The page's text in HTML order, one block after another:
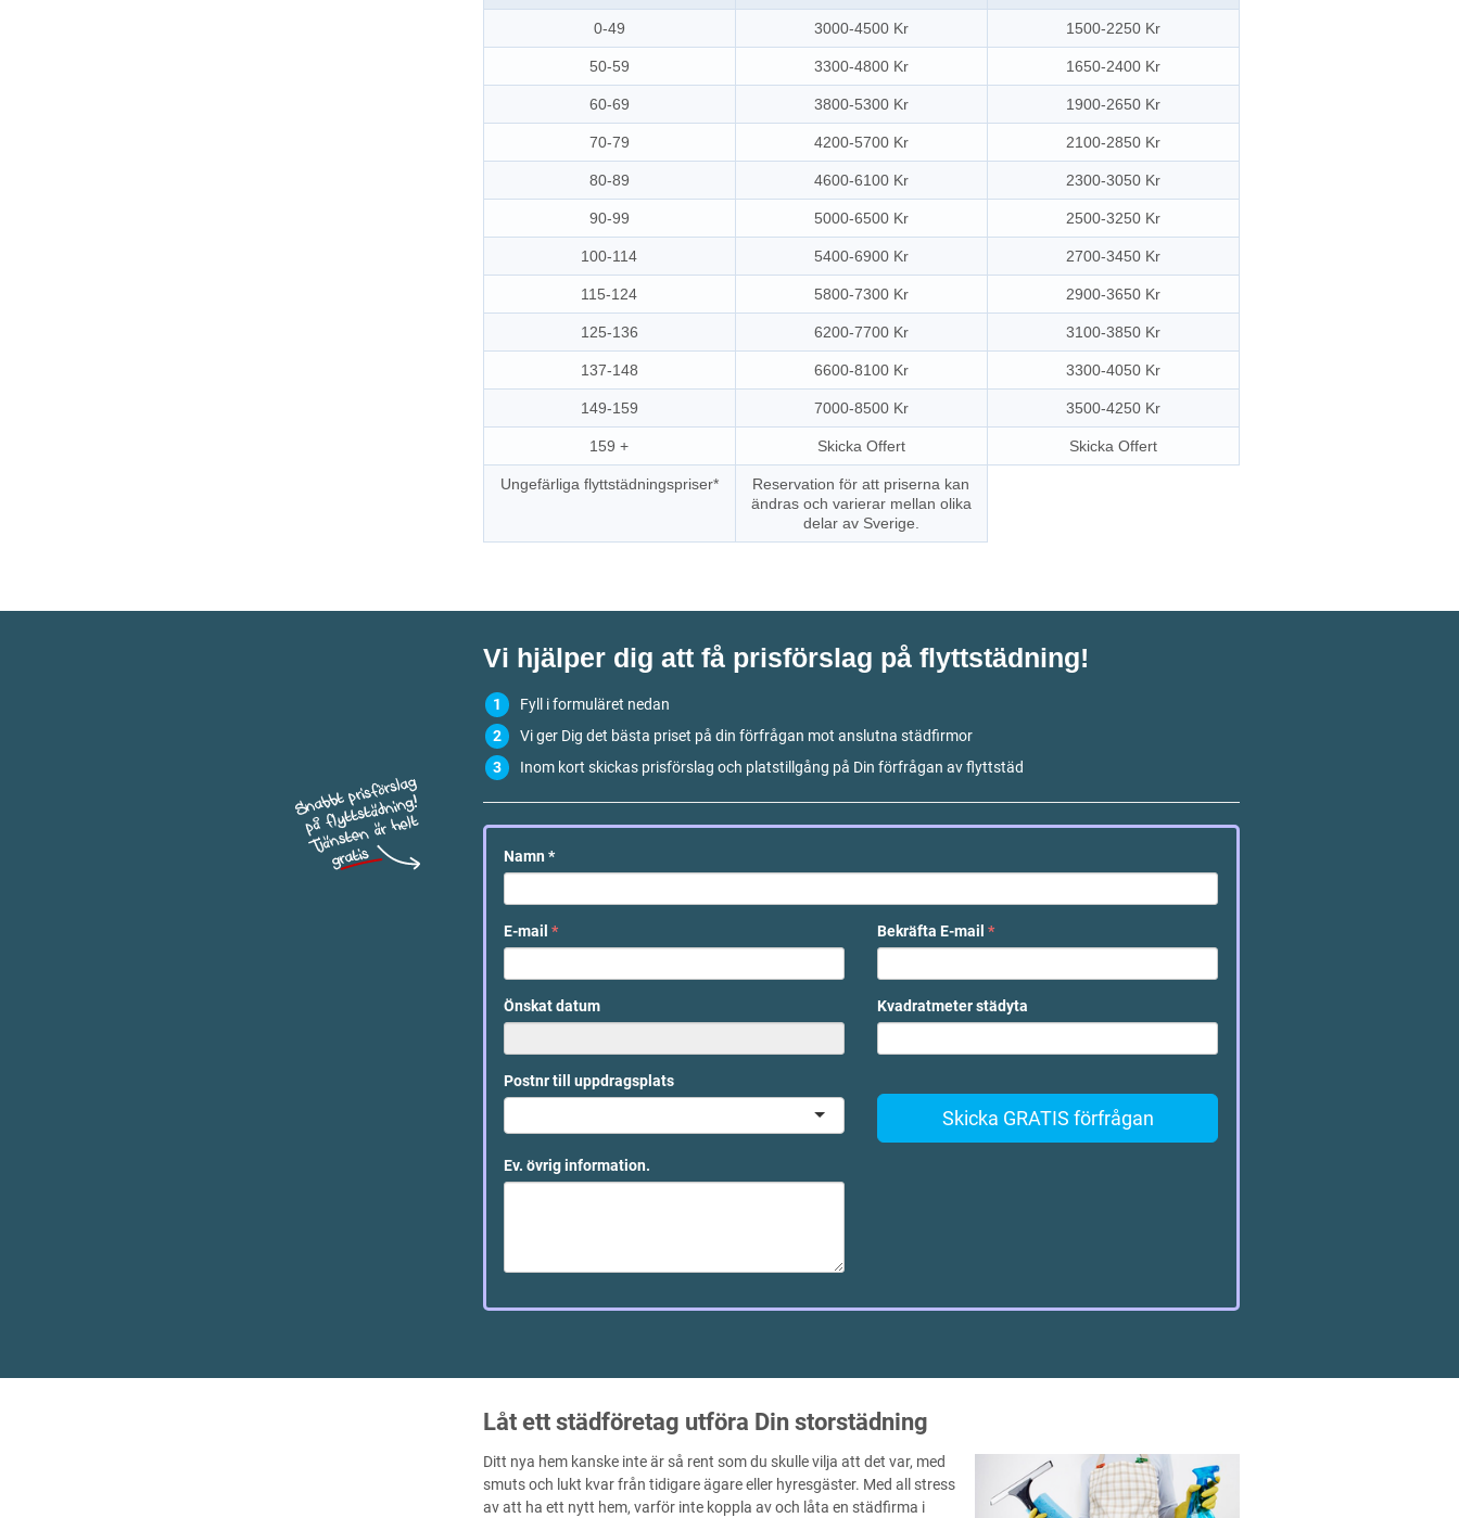
0-49 3000-4500 Kr 1500-2250 Kr
50-59 3300-4800 Kr 1650-2400 Kr
60-69 3800-5300 Kr 1900-2650 Kr
70-79 4200-5700 Kr 2100-2850 Kr
80-89 4600-6100 Kr 2300-3050 Kr
90-99 5000-6500 Kr 2500-3250 Kr
100-114 5400-6900 Kr 2700-3450 Kr
115-124 5800-7300 Kr 2900-3650 Kr
125-136 6200-7700 Kr 3100-3850 Kr
137-148 6600-8100 Kr 3300-4050 Kr
149-159 7000-8500 Kr 3500-4250 Kr
159 + Skicka Offert Skicka Offert
Ungefärliga flyttstädningspriser*
Reservation för att priserna kan
ändras och varierar mellan olika
delar av Sverige.
Vi hjälper dig att få prisförslag på flyttstädning!
Fyll i formuläret nedan
Vi ger Dig det bästa priset på din förfrågan mot anslutna städfirmor
Inom kort skickas prisförslag och platstillgång på Din förfrågan av flyttstäd
Namn*
E-mail* Bekräfta E-mail*
Önskat datum
Postnr till uppdragsplats
Ev. övrig information.
Kvadratmeter städyta
Skicka GRATIS förfrågan
Låt ett städföretag utföra Din storstädning
Ditt nya hem kanske inte är så rent som du skulle vilja att det var, med
smuts och lukt kvar från tidigare ägare eller hyresgäster. Med all stress
av att ha ett nytt hem, varför inte koppla av och låta en städfirma i